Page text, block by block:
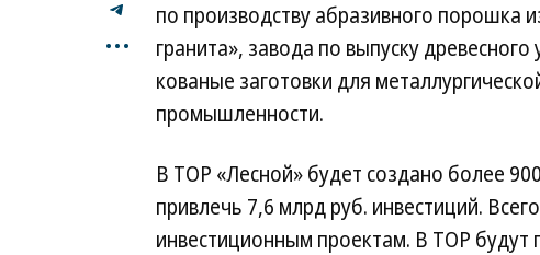
...
по производству абразивного порошка
гранита», завода по выпуску
кованые заготовки для
промышленности.
В ТОР «Лесной» будет создано более
привлечь 7,6 млрд руб. инвестиций.
инвестиционным проектам. В ТОР будут